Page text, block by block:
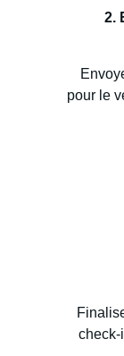
2.
pour le
check-